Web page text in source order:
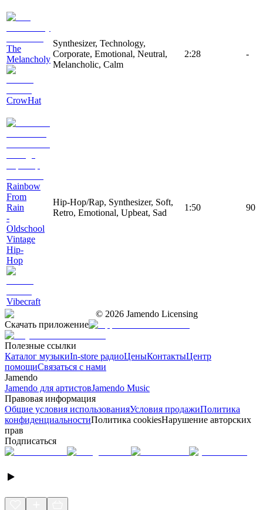
The
Melancholy
CrowHat
Synthesizer, Technology,
Corporate, Emotional, Neutral,
Melancholic, Calm
2:28 -
Rainbow
From
Rain
-
Oldschool
Vintage
Hip-
Hop
Vibecraft
Hip-Hop/Rap, Synthesizer, Soft,
Retro, Emotional, Upbeat, Sad
1:50 90
© 2026 Jamendo Licensing
Скачать приложение
Полезные ссылки
Каталог музыкиIn-store радиоЦеныКонтактыЦентр
помощиСвязаться с нами
Jamendo
Jamendo для артистовJamendo Music
Правовая информация
Общие условия использованияУсловия продажиПолитика
конфиденциальностиПолитика cookiesНарушение авторских
прав
Подписаться